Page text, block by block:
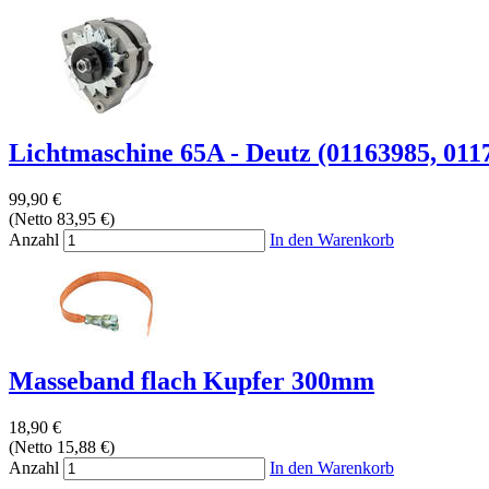
Lichtmaschine 65A - Deutz (01163985,
99,90 €
(Netto 83,95 €)
Anzahl
In den Warenkorb
Masseband flach Kupfer 300mm
18,90 €
(Netto 15,88 €)
Anzahl
In den Warenkorb